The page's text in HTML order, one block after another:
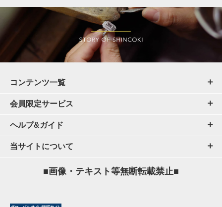
コンテンツ一覧
会員限定サービス
ヘルプ&ガイド
当サイトについて
■画像・テキスト等無断転載禁止■